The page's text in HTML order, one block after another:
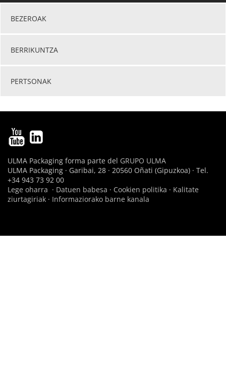
BEZEROAK
BERRIKUNTZA
PERTSONAK
ULMA Packaging forma parte del GRUPO ULMA
ULMA Packaging · Garibai, 28 · 20560 Oñati (Gipuzkoa) · Tel.
+34 943 73 92 00
Lege oharra · Datuen babesa · Cookien politika · Kalitate
ziurtagiriak · Informaziorako barne kanala